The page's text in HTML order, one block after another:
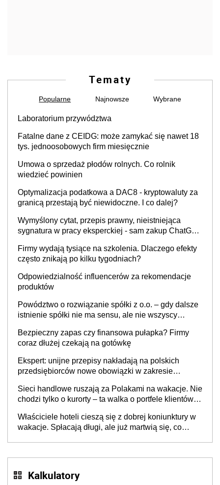
Tematy
Popularne Najnowsze Wybrane
Laboratorium przywództwa
Fatalne dane z CEIDG: może zamykać się nawet 18
tys. jednoosobowych firm miesięcznie
Umowa o sprzedaż płodów rolnych. Co rolnik
wiedzieć powinien
Optymalizacja podatkowa a DAC8 - kryptowaluty za
granicą przestają być niewidoczne. I co dalej?
Wymyślony cytat, przepis prawny, nieistniejąca
sygnatura w pracy eksperckiej - sam zakup ChatGPT
Firmy wydają tysiące na szkolenia. Dlaczego efekty
często znikają po kilku tygodniach?
Odpowiedzialność influencerów za rekomendacje
produktów
Powództwo o rozwiązanie spółki z o.o. – gdy dalsze
istnienie spółki nie ma sensu, ale nie wszyscy
Bezpieczny zapas czy finansowa pułapka? Firmy
coraz dłużej czekają na gotówkę
Ekspert: unijne przepisy nakładają na polskich
przedsiębiorców nowe obowiązki w zakresie
Sieci handlowe ruszają za Polakami na wakacje. Nie
chodzi tylko o kurorty – ta walka o portfele klientów
cichu
Właściciele hoteli cieszą się z dobrej koniunktury w
wakacje. Spłacają długi, ale już martwią się, co
Kalkulatory